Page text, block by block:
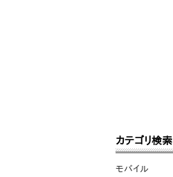
カテゴリ検索
モバイル